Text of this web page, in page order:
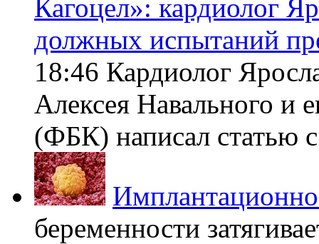
Кагоцел»: кардиолог
должных испытаний
18:46 Кардиолог
Алексея Навального и
(ФБК) написал статью
беременности